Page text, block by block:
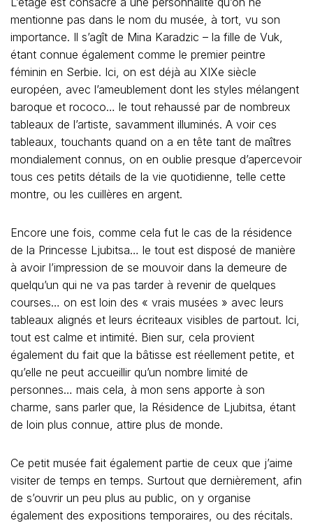
mentionne pas dans le nom du musée, à tort, vu son
importance. Il s’agît de Mina Karadzic – la fille de Vuk,
étant connue également comme le premier peintre
féminin en Serbie. Ici, on est déjà au XIXe siècle
européen, avec l’ameublement dont les styles mélangent
baroque et rococo… le tout rehaussé par de nombreux
tableaux de l’artiste, savamment illuminés. A voir ces
tableaux, touchants quand on a en tête tant de maîtres
mondialement connus, on en oublie presque d’apercevoir
tous ces petits détails de la vie quotidienne, telle cette
montre, ou les cuillères en argent.
Encore une fois, comme cela fut le cas de la résidence
de la Princesse Ljubitsa… le tout est disposé de manière
à avoir l’impression de se mouvoir dans la demeure de
quelqu’un qui ne va pas tarder à revenir de quelques
courses… on est loin des « vrais musées » avec leurs
tableaux alignés et leurs écriteaux visibles de partout. Ici,
tout est calme et intimité. Bien sur, cela provient
également du fait que la bâtisse est réellement petite, et
qu’elle ne peut accueillir qu’un nombre limité de
personnes… mais cela, à mon sens apporte à son
charme, sans parler que, la Résidence de Ljubitsa, étant
de loin plus connue, attire plus de monde.
Ce petit musée fait également partie de ceux que j’aime
visiter de temps en temps. Surtout que dernièrement, afin
de s’ouvrir un peu plus au public, on y organise
également des expositions temporaires, ou des récitals.